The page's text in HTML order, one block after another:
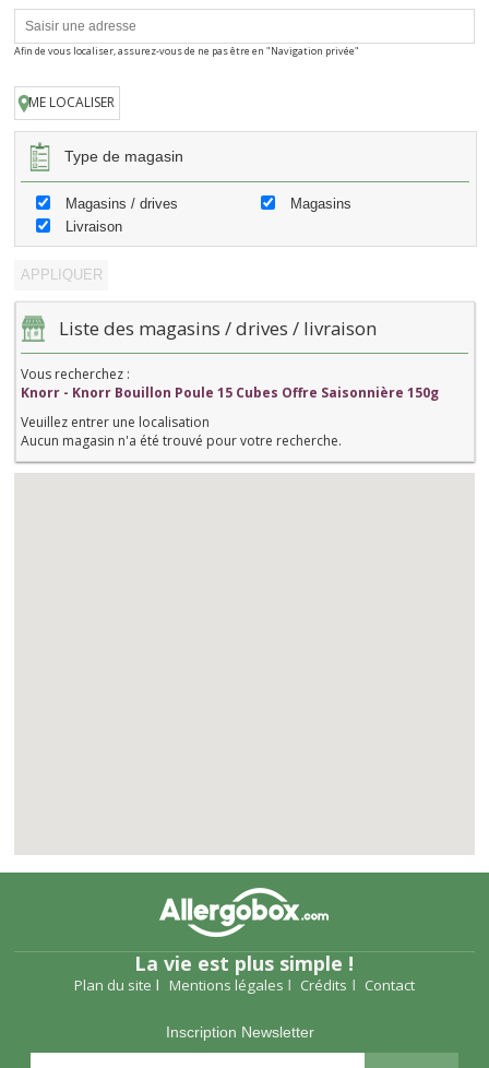
Afin de vous localiser, assurez-vous de ne pas être en "Navigation privée"
ME LOCALISER
Type de magasin
Magasins / drives
Magasins
Livraison
Liste des magasins / drives / livraison
Vous recherchez :
Knorr - Knorr Bouillon Poule 15 Cubes Offre Saisonnière 150g
Veuillez entrer une localisation
Aucun magasin n'a été trouvé pour votre recherche.
La vie est plus simple !
Plan du site Mentions légales Crédits Contact
Inscription Newsletter